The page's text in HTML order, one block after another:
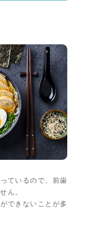
ているので、前歯
ん。
できないことが多